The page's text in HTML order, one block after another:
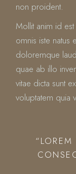
non proident.
Mollit anim id
omnis iste natus
doloremque
quae ab illo
vitae dicta sunt
voluptatem quia